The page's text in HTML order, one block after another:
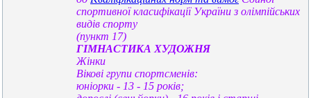
спортивної класифікації України з олімпійських
видів спорту
(пункт 17)
ГІМНАСТИКА ХУДОЖНЯ
Жінки
Вікові групи спортсменів:
юніорки - 13 - 15 років;